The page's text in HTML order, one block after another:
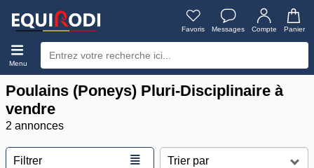
Favoris Messages Compte Panier
Menu
Poulains (Poneys) Pluri-Disciplinaire à
vendre
2 annonces
Filtrer ≣